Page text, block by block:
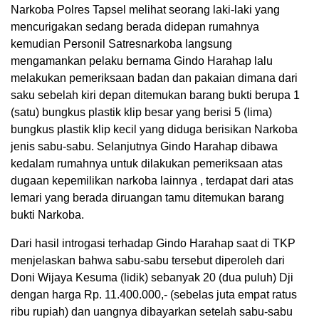
Narkoba Polres Tapsel melihat seorang laki-laki yang
mencurigakan sedang berada didepan rumahnya
kemudian Personil Satresnarkoba langsung
mengamankan pelaku bernama Gindo Harahap lalu
melakukan pemeriksaan badan dan pakaian dimana dari
saku sebelah kiri depan ditemukan barang bukti berupa 1
(satu) bungkus plastik klip besar yang berisi 5 (lima)
bungkus plastik klip kecil yang diduga berisikan Narkoba
jenis sabu-sabu. Selanjutnya Gindo Harahap dibawa
kedalam rumahnya untuk dilakukan pemeriksaan atas
dugaan kepemilikan narkoba lainnya , terdapat dari atas
lemari yang berada diruangan tamu ditemukan barang
bukti Narkoba.
Dari hasil introgasi terhadap Gindo Harahap saat di TKP
menjelaskan bahwa sabu-sabu tersebut diperoleh dari
Doni Wijaya Kesuma (lidik) sebanyak 20 (dua puluh) Dji
dengan harga Rp. 11.400.000,- (sebelas juta empat ratus
ribu rupiah) dan uangnya dibayarkan setelah sabu-sabu